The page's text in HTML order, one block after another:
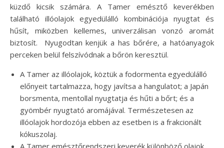
küzdő kicsik számára. A Tamer emésztő keverékben
található illóolajok egyedülálló kombinációja nyugtat és
hűsít, miközben kellemes, univerzálisan vonzó aromát
biztosít. Nyugodtan kenjük a has bőrére, a hatóanyagok
perceken belül felszívódnak a bőrön keresztül.
A Tamer az illóolajok, köztük a fodormenta egyedülálló
előnyeit tartalmazza, hogy javítsa a hangulatot; a Japán
borsmenta, mentollal nyugtatja és hűti a bőrt; és a
gyömbér nyugtató aromájával. Természetesen az
illóolajok hordozója ebben az esetben is a frakcionált
kókuszolaj.
A Tamer emésztőrendszeri keverék különböző olajok